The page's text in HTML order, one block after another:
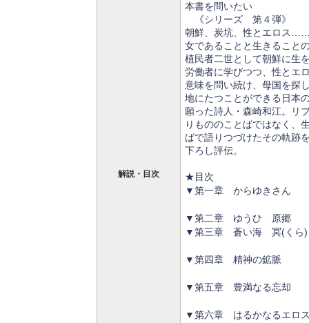
解説・目次
本書を問いたい
《シリーズ 第４弾》
朝鮮、炭坑、性とエロス
女であることと生きること
植民者二世として朝鮮に生
労働者に学びつつ、性とエ
意味を問い続け、母国を探
地にたつことができる日本
願った詩人・森崎和江。リ
りもののことばではなく、
ばで語りつづけたその軌跡
下ろし評伝。
★目次
▼第一章 からゆきさん
▼第二章 ゆうひ 原郷
▼第三章 蒼い海 冥(くら)
▼第四章 精神の鉱脈
▼第五章 豊満なる忘却
▼第六章 はるかなるエロ